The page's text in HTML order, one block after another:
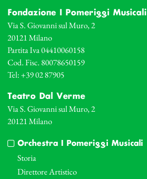
Fondazione I Pomeriggi Musicali
Via S. Giovanni sul Muro, 2
20121 Milano
Partita Iva 04410060158
Cod. Fisc. 80078650159
Tel: +39 02 87905
Teatro Dal Verme
Via S. Giovanni sul Muro, 2
20121 Milano
Orchestra I Pomeriggi Musicali
Storia
Direttore Artistico